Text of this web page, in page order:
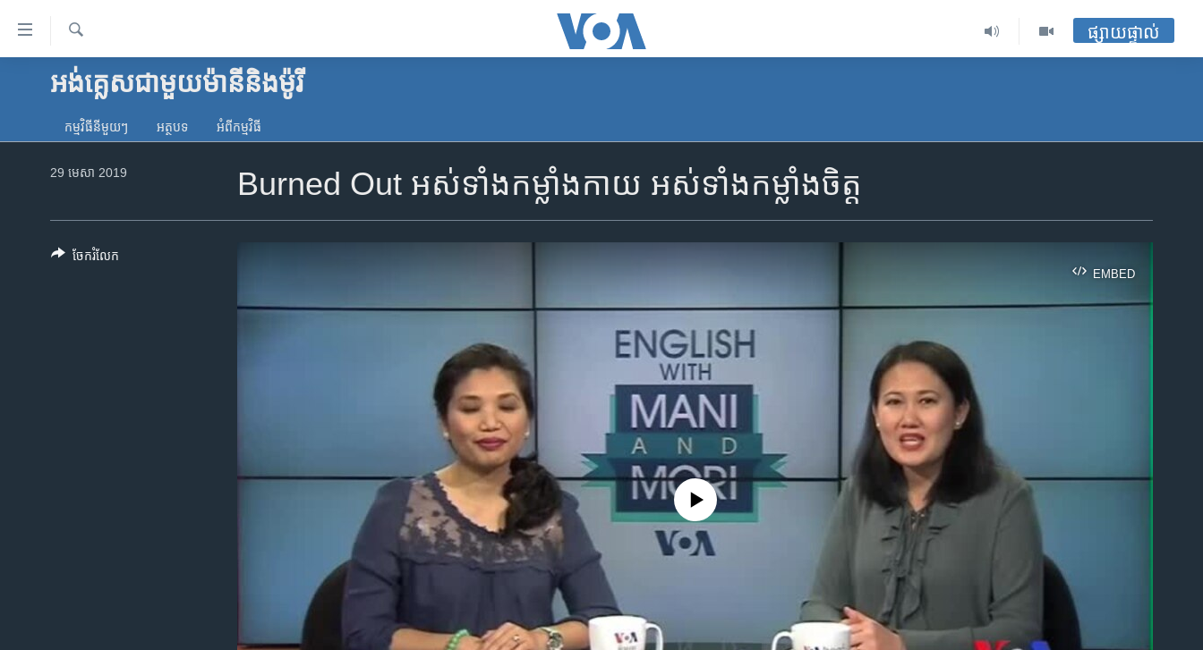
ទៅ​
គេហទំព័រ​
ទាក់ទង
និង​អាមេរិក
ស្វែង​
រក
ផ្សាយផ្ទាល់
អង់គ្លេស​ជាមួយ​ម៉ានី​និង​ម៉ូរី
កម្មវិធី​នីមួយៗ អត្ថបទ​ អំពី​កម្មវិធី​
Burned Out អស់​ទាំង​កម្លាំង​កាយ អស់​ទាំង​កម្លាំង​ចិត្ត
29 មេសា 2019
EMBED
No media source currently available
ចែករំលែក